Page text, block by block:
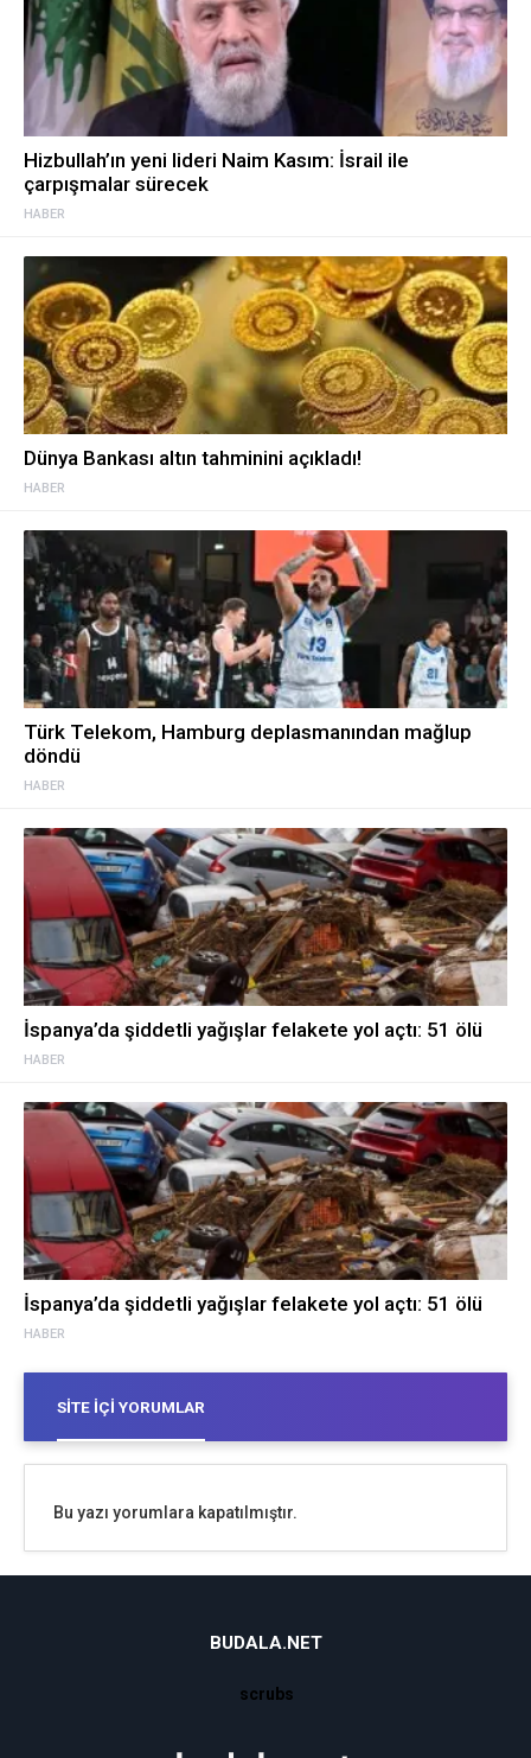
HABER
Hizbullah’ın yeni lideri Naim Kasım: İsrail ile
çarpışmalar sürecek
HABER
Dünya Bankası altın tahminini açıkladı!
HABER
Türk Telekom, Hamburg deplasmanından mağlup
döndü
HABER
İspanya’da şiddetli yağışlar felakete yol açtı: 51 ölü
HABER
İspanya’da şiddetli yağışlar felakete yol açtı: 51 ölü
SITE İÇI YORUMLAR
Bu yazı yorumlara kapatılmıştır.
BUDALA.NET
scrubs